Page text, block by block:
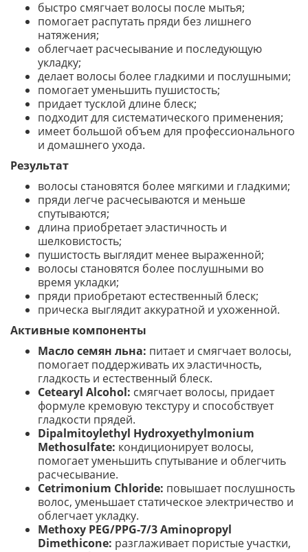
быстро смягчает волосы после мытья;
помогает распутать пряди без лишнего
натяжения;
облегчает расчесывание и последующую
укладку;
делает волосы более гладкими и послушными;
помогает уменьшить пушистость;
придает тусклой длине блеск;
подходит для систематического применения;
имеет большой объем для профессионального
и домашнего ухода.
Результат
волосы становятся более мягкими и гладкими;
пряди легче расчесываются и меньше
спутываются;
длина приобретает эластичность и
шелковистость;
пушистость выглядит менее выраженной;
волосы становятся более послушными во
время укладки;
пряди приобретают естественный блеск;
прическа выглядит аккуратной и ухоженной.
Активные компоненты
Масло семян льна: питает и смягчает волосы,
помогает поддерживать их эластичность,
гладкость и естественный блеск.
Cetearyl Alcohol: смягчает волосы, придает
формуле кремовую текстуру и способствует
гладкости прядей.
Dipalmitoylethyl Hydroxyethylmonium
Methosulfate: кондиционирует волосы,
помогает уменьшить спутывание и облегчить
расчесывание.
Cetrimonium Chloride: повышает послушность
волос, уменьшает статическое электричество и
облегчает укладку.
Methoxy PEG/PPG-7/3 Aminopropyl
Dimethicone: разглаживает пористые участки,